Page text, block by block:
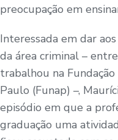
preocupação em
Interessada em dar
da área criminal –
trabalhou na
Paulo (Funap) –,
episódio em que a
graduação uma